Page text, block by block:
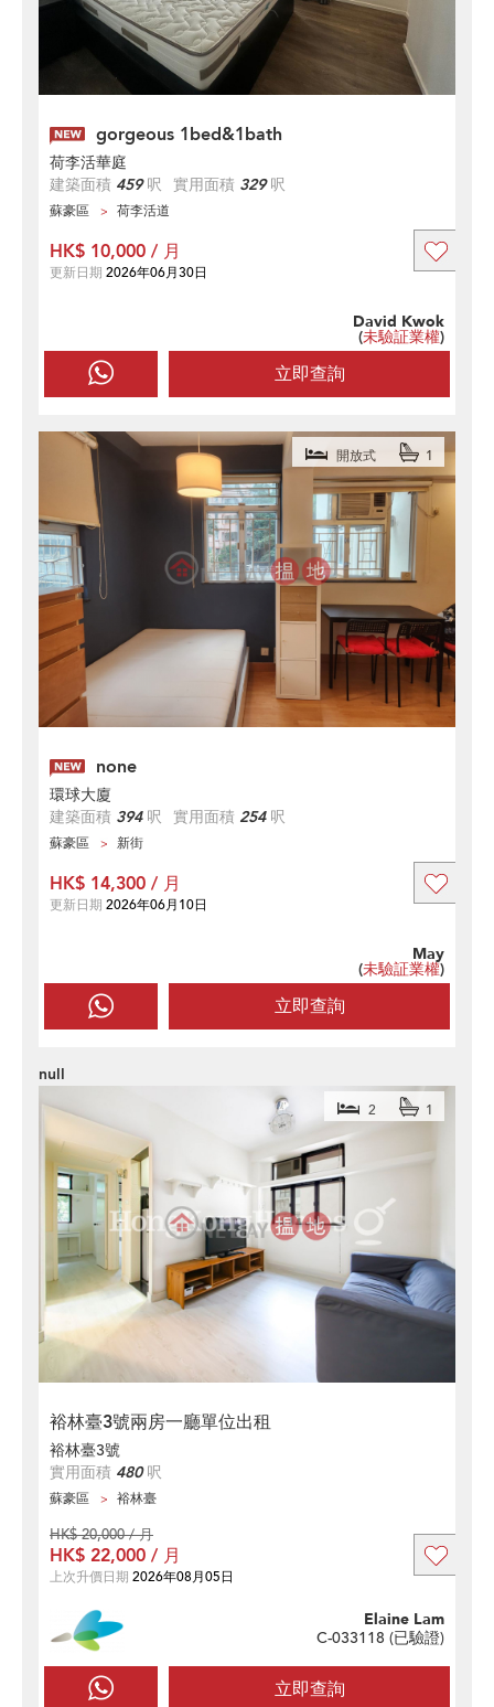
gorgeous 1bed&1bath
荷李活華庭
建築面積 459呎 實用面積 329呎
蘇豪區 荷李活道
立即查詢
David Kwok
(未驗証業權)
HK$ 10,000 / 月
更新日期 2026年06月30日
none
開放式 1
環球大廈
建築面積 394呎 實用面積 254呎
蘇豪區 新街
立即查詢
May
(未驗証業權)
HK$ 14,300 / 月
更新日期 2026年06月10日
null
裕林臺3號兩房一廳單位出租
2 1
裕林臺3號
實用面積 480呎
蘇豪區 裕林臺
立即查詢
Elaine Lam
C-033118 (已驗證)
HK$ 20,000 / 月
HK$ 22,000 / 月
上次升價日期 2026年08月05日